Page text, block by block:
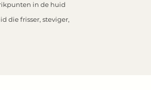
in de huid
die frisser, steviger,